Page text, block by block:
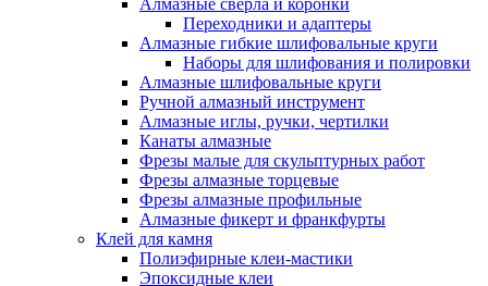
Алмазные сверла и коронки
Переходники и адаптеры
Алмазные гибкие шлифовальные круги
Наборы для шлифования и полировки
Алмазные шлифовальные круги
Ручной алмазный инструмент
Алмазные иглы, ручки, чертилки
Канаты алмазные
Фрезы малые для скульптурных работ
Фрезы алмазные торцевые
Фрезы алмазные профильные
Алмазные фикерт и франкфурты
Клей для камня
Полиэфирные клеи-мастики
Эпоксидные клеи